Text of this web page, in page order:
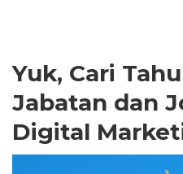
Yuk, Cari
Jabatan dan
Digital